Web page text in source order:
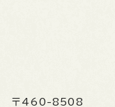
〒460-8508